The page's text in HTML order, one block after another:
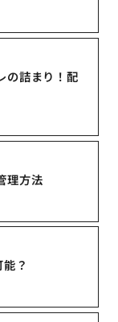
の詰まり！配
理方法
？